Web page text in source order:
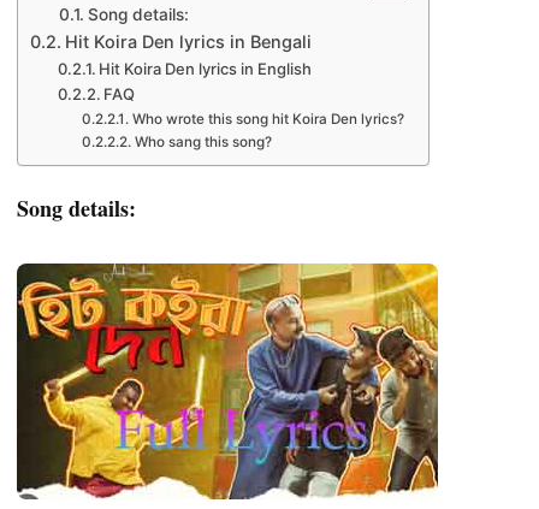
Song details:
Hit Koira Den lyrics in Bengali
Hit Koira Den lyrics in English
FAQ
Who wrote this song hit Koira Den lyrics?
Who sang this song?
Song details: